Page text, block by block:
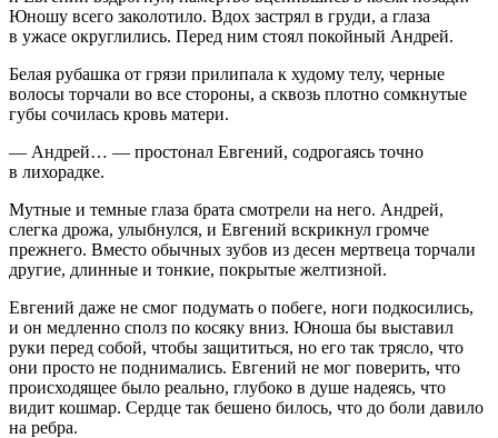
Юношу всего заколотило. Вдох застрял в груди, а глаза
в ужасе округлились. Перед ним стоял покойный Андрей.
Белая рубашка от грязи прилипала к худому телу, черные
волосы торчали во все стороны, а сквозь плотно сомкнутые
губы сочилась кровь матери.
— Андрей… — простонал Евгений, содрогаясь точно
в лихорадке.
Мутные и темные глаза брата смотрели на него. Андрей,
слегка дрожа, улыбнулся, и Евгений вскрикнул громче
прежнего. Вместо обычных зубов из десен мертвеца торчали
другие, длинные и тонкие, покрытые желтизной.
Евгений даже не смог подумать о побеге, ноги подкосились,
и он медленно сполз по косяку вниз. Юноша бы выставил
руки перед собой, чтобы защититься, но его так трясло, что
они просто не поднимались. Евгений не мог поверить, что
происходящее было реально, глубоко в душе надеясь, что
видит кошмар. Сердце так бешено билось, что до боли давило
на ребра.